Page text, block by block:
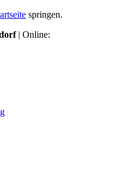
springen.
| Online: